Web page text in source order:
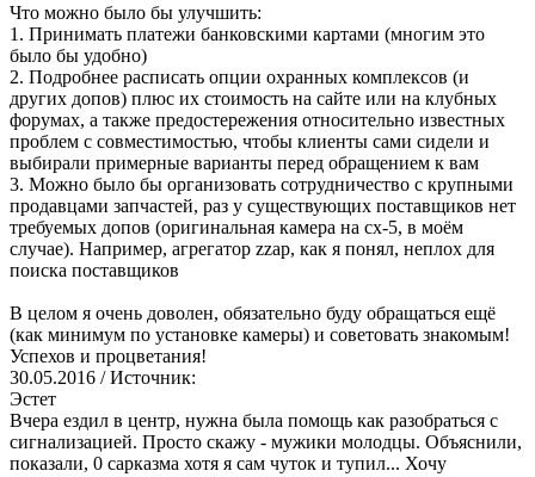
Что можно было бы улучшить:
1. Принимать платежи банковскими картами (многим это
было бы удобно)
2. Подробнее расписать опции охранных комплексов (и
других допов) плюс их стоимость на сайте или на клубных
форумах, а также предостережения относительно известных
проблем с совместимостью, чтобы клиенты сами сидели и
выбирали примерные варианты перед обращением к вам
3. Можно было бы организовать сотрудничество с крупными
продавцами запчастей, раз у существующих поставщиков нет
требуемых допов (оригинальная камера на cx-5, в моём
случае). Например, агрегатор zzap, как я понял, неплох для
поиска поставщиков
В целом я очень доволен, обязательно буду обращаться ещё
(как минимум по установке камеры) и советовать знакомым!
Успехов и процветания!
30.05.2016 / Источник:
Эстет
Вчера ездил в центр, нужна была помощь как разобраться с
сигнализацией. Просто скажу - мужики молодцы. Объяснили,
показали, 0 сарказма хотя я сам чуток и тупил... Хочу